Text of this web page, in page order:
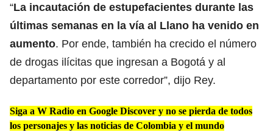
“La incautación de estupefacientes durante las
últimas semanas en la vía al Llano ha venido en
aumento. Por ende, también ha crecido el número
de drogas ilícitas que ingresan a Bogotá y al
departamento por este corredor”, dijo Rey.
Siga a W Radio en Google Discover y no se pierda de todos
los personajes y las noticias de Colombia y el mundo